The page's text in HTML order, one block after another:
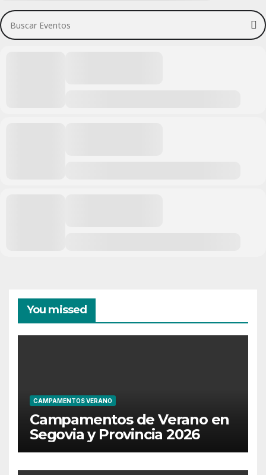
Buscar Eventos
You missed
CAMPAMENTOS VERANO
Campamentos de Verano en
Segovia y Provincia 2026